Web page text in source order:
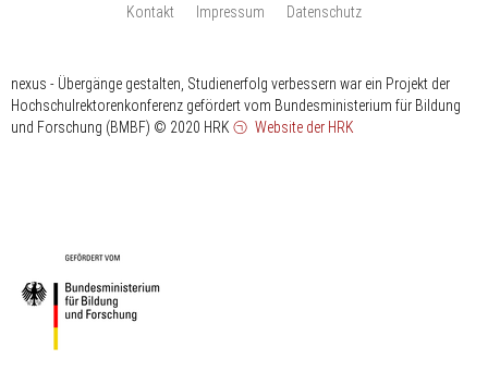
Kontakt Impressum Datenschutz
nexus - Übergänge gestalten, Studienerfolg verbessern war ein Projekt der
Hochschulrektorenkonferenz gefördert vom Bundesministerium für Bildung
und Forschung (BMBF) © 2020 HRK Website der HRK